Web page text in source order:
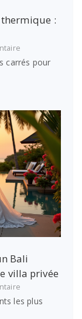
:
Achat
ou
:
le
calcul
simple
pour
bien
choisir
carrés pour
Bali
villa privée
Quel
budget
les plus